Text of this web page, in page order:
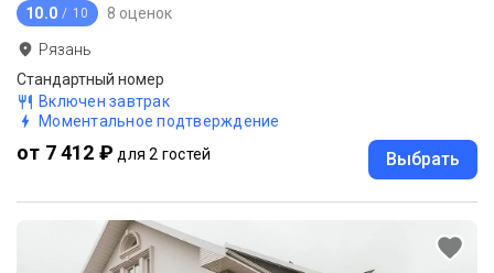
10.0 / 10 8 оценок
Рязань
Стандартный номер
Включен завтрак
Моментальное подтверждение
от 7 412 ₽ для 2 гостей Выбрать